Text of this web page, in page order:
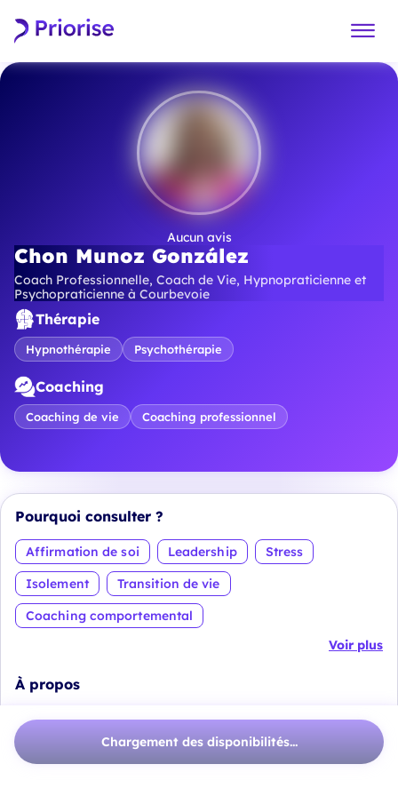
Aucun avis
Chon Munoz González
Coach Professionnelle, Coach de Vie, Hypnopraticienne et
Psychopraticienne à Courbevoie
Thérapie
Hypnothérapie Psychothérapie
Coaching
Coaching de vie Coaching professionnel
Pourquoi consulter ?
Affirmation de soi Leadership
Stress
Isolement
Transition de vie
Coaching comportemental
Voir plus
À propos
Peut-être traversez-vous une période complexe de
Chargement des disponibilités...